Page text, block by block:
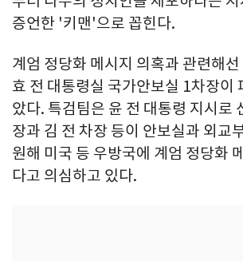
증언한 '키맨'으로 꼽힌다.
계엄 정당화 메시지 의혹과 관련해
효 전 대통령실 국가안보실 1차장이
았다. 특검팀은 윤 전 대통령 지시로
장과 김 전 차장 등이 안보실과 외교
원해 미국 등 우방국에 계엄 정당화
다고 의심하고 있다.